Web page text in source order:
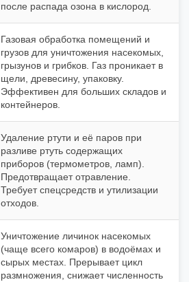
после распада озона в кислород.
Газовая обработка помещений и
грузов для уничтожения насекомых,
грызунов и грибков. Газ проникает в
щели, древесину, упаковку.
Эффективен для больших складов и
контейнеров.
Удаление ртути и её паров при
разливе ртуть содержащих
приборов (термометров, ламп).
Предотвращает отравление.
Требует спецсредств и утилизации
отходов.
Уничтожение личинок насекомых
(чаще всего комаров) в водоёмах и
сырых местах. Прерывает цикл
размножения, снижает численность